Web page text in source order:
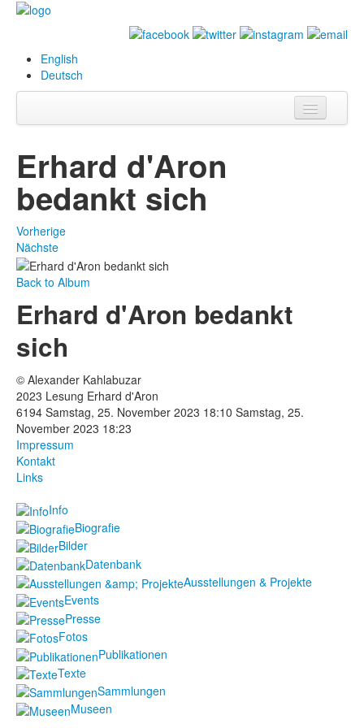
English
Deutsch
Biografie
Bilder
& Projekte
Events
Fotos
Museen
Erhard d'Aron
bedankt sich
Vorherige
Nächste
Back to Album
Erhard d'Aron bedankt
sich
© Alexander Kahlabuzar
2023 Lesung Erhard d'Aron
6194 Samstag, 25. November 2023 18:10 Samstag, 25.
November 2023 18:23
Impressum
Kontakt
Links
Info
Biografie
Bilder
Datenbank
Ausstellungen & Projekte
Events
Presse
Fotos
Publikationen
Texte
Sammlungen
Museen